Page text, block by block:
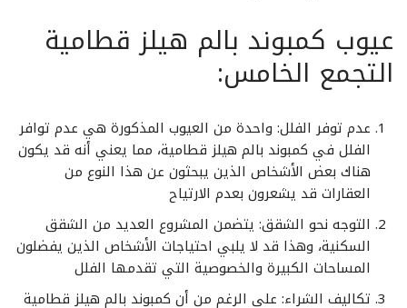
عيوب كمبوند بالم هيلز قطامية
التجمع الخامس:
عدم توفر الفلل: واحدة من العيوب المذكورة هي عدم توافر
الفلل في كمبوند بالم هيلز قطامية، مما يعني أنه قد يكون
هناك بعض الأشخاص الذين يبحثون عن هذا النوع من
العقارات قد يشعرون بعدم الارتياح
التوجه نحو الشقق: يتضمن المشروع العديد من الشقق
السكنية، وهذا قد لا يلبي احتياجات الأشخاص الذين يفضلون
المساحات الكبيرة والخصوصية التي تقدمها الفلل
تكاليف الشراء: على الرغم من أن كمبوند بالم هيلز قطامية